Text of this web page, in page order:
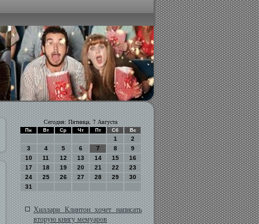
Сегодня: Пятница, 7 Августа
Пн Вт Ср Чт Пт Сб Вс
1
2
3
4 5 6 7 8
9
10
11 12 13 14 15
16
17
18 19 20 21 22
23
24
25 26 27 28 29
30
31
Хиллари Клинтон хочет написать
вторую книгу мемуаров